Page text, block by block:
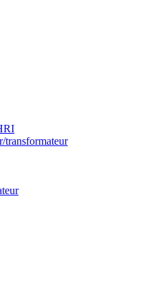
transformateur